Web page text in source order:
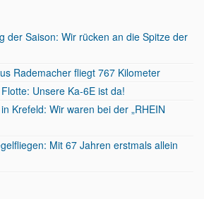
der Saison: Wir rücken an die Spitze der
Rademacher fliegt 767 Kilometer
Unsere Ka-6E ist da!
Krefeld: Wir waren bei der „RHEIN
Mit 67 Jahren erstmals allein